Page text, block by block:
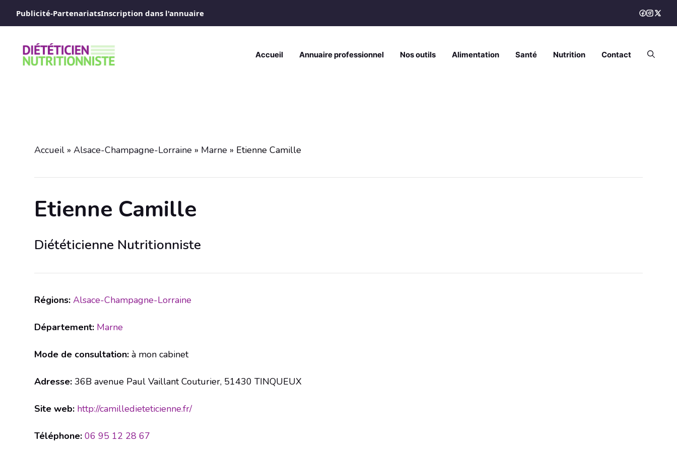
Publicité-PartenariatsInscription dans l'annuaire
Accueil Annuaire professionnel Nos outils Alimentation Santé Nutrition Contact
Accueil » Alsace-Champagne-Lorraine » Marne » Etienne Camille
Etienne Camille
Diététicienne Nutritionniste
Régions: Alsace-Champagne-Lorraine
Département: Marne
Mode de consultation: à mon cabinet
Adresse: 36B avenue Paul Vaillant Couturier, 51430 TINQUEUX
Site web: http://camilledieteticienne.fr/
Téléphone: 06 95 12 28 67